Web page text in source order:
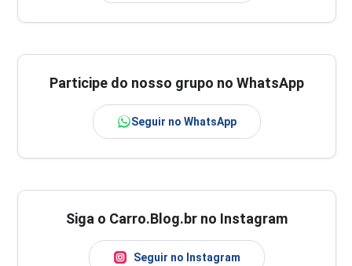
Participe do nosso grupo no WhatsApp
Seguir no WhatsApp
Siga o Carro.Blog.br no Instagram
Seguir no Instagram